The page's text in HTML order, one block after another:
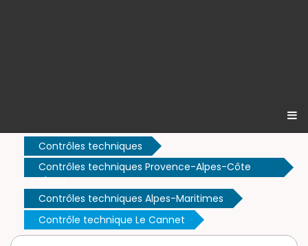
Contrôles techniques
Contrôles techniques Provence-Alpes-Côte
d'Azur
Contrôles techniques Alpes-Maritimes
Contrôle technique Le Cannet